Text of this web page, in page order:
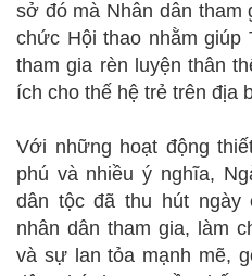
sở đó mà Nhân dân
chức Hội thao nhằm giúp
tham gia rèn luyện thân
ích cho thế hệ trẻ trên địa
Với những hoạt động
phú và nhiều ý nghĩa,
dân tộc đã thu hút ngày
nhân dân tham gia, làm
và sự lan tỏa mạnh mẽ,